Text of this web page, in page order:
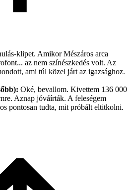
klipet. Amikor Mészáros arca
az nem színészkedés volt. Az
ami túl közel járt az igazsághoz.
Oké, bevallom. Kivettem 136 000
Aznap jóváírták. A feleségem
pontosan tudta, mit próbált eltitkolni.